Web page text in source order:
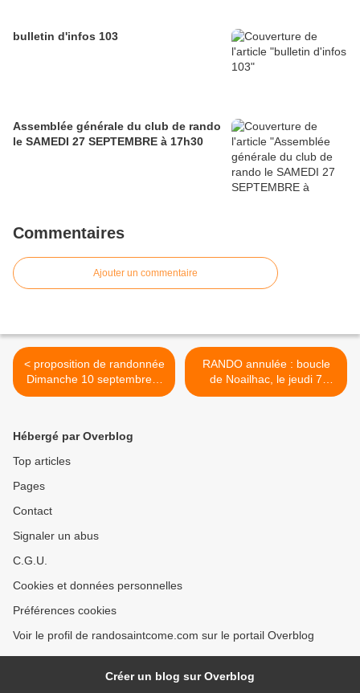
bulletin d'infos 103
Assemblée générale du club de rando
le SAMEDI 27 SEPTEMBRE à 17h30
Commentaires
Ajouter un commentaire
< proposition de randonnée
Dimanche 10 septembre à
Bournazel
RANDO annulée : boucle
de Noailhac, le jeudi 7
septembre >
Hébergé par Overblog
Top articles
Pages
Contact
Signaler un abus
C.G.U.
Cookies et données personnelles
Préférences cookies
Voir le profil de randosaintcome.com sur le portail Overblog
Créer un blog sur Overblog